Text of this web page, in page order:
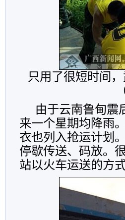
只用了很短时间
由于云南鲁甸震
来一个星期均降雨
衣也列入抢运计划
停歇传送、码放。
站以火车运送的方